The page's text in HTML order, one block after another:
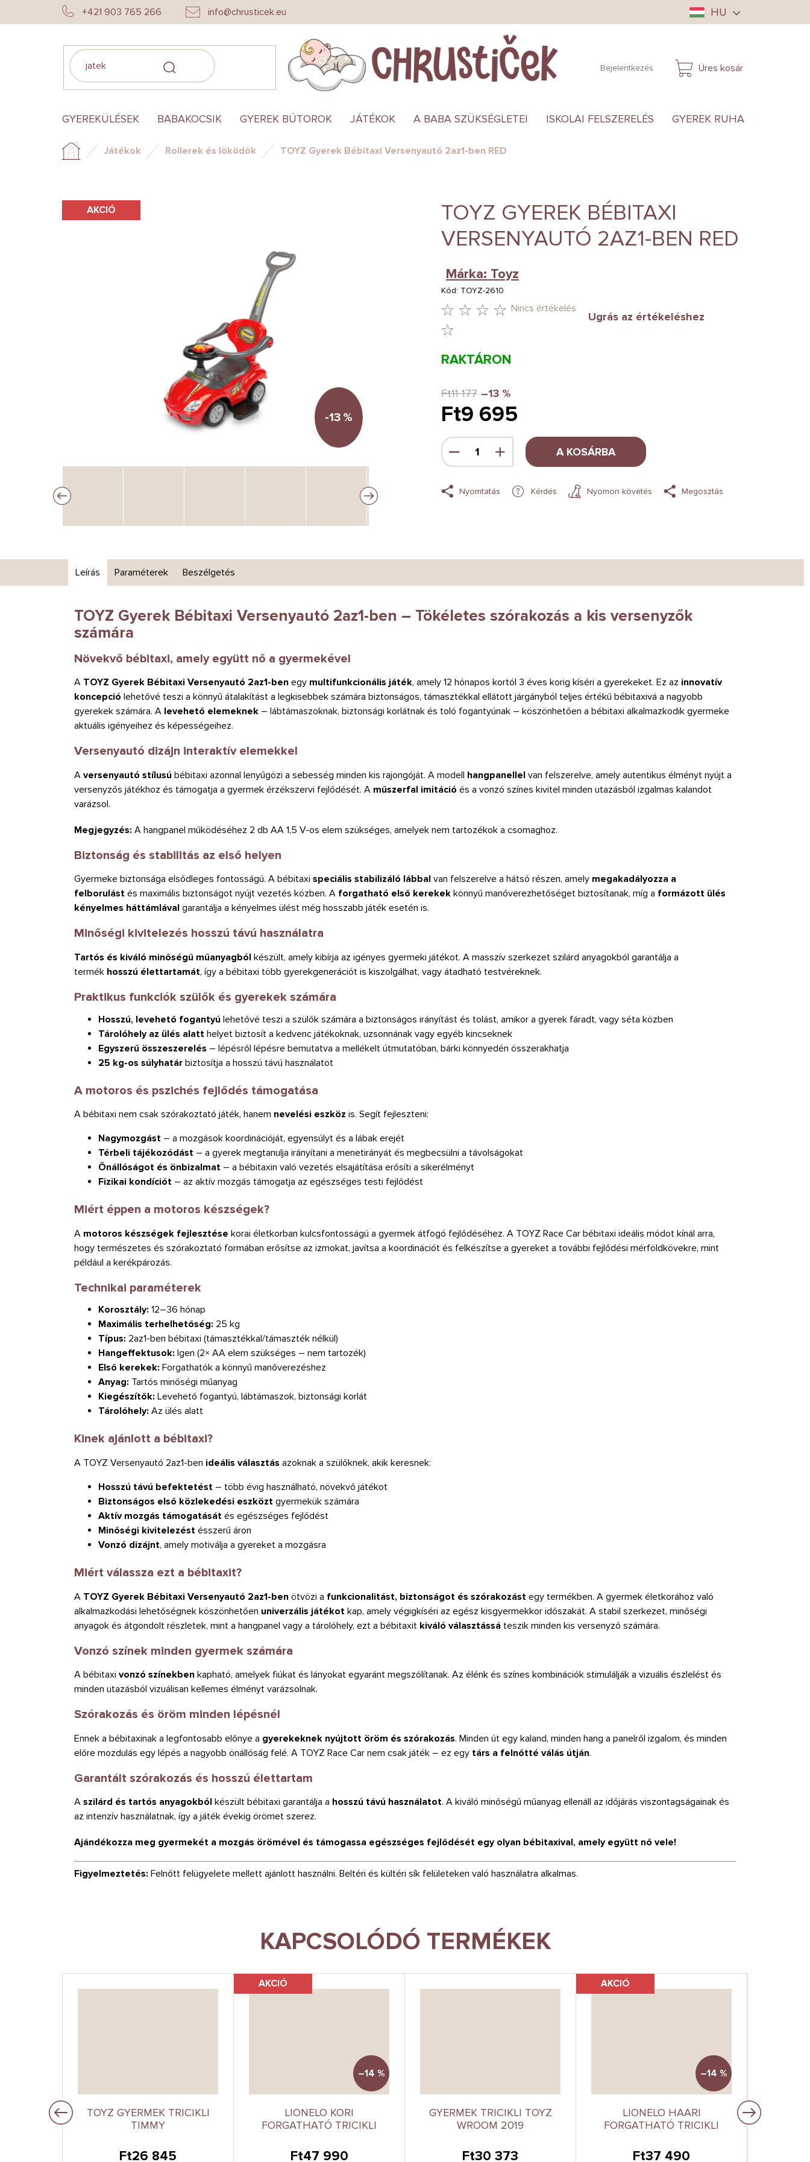
+421 903 765 266 info@chrusticek.eu HU
KERESÉS Bejelentkezés
KOSÁR
Üres kosár
GYEREKÜLÉSEK BABAKOCSIK GYEREK BÚTOROK JÁTÉKOK A BABA SZÜKSÉGLETEI ISKOLAI FELSZERELÉS GYEREK RUHA
KezdőlapJátékok Rollerek és löködők TOYZ Gyerek Bébitaxi Versenyautó 2az1-ben RED
AKCIÓ
-13 %
TOYZ GYEREK BÉBITAXI
VERSENYAUTÓ 2AZ1-BEN RED
TERMÉK
ÉRTÉKELÉSE
5-
0,0
CSILLAG.
Nincs értékelés
Ugrás az értékeléshez
Kód: TOYZ-2610
Márka: Toyz
RAKTÁRON
Ft11 177 –13 %
Ft9 695
Egységár:
A KOSÁRBA
Nyomtatás Kérdés Nyomon követés Megosztás
Leírás Paraméterek Beszélgetés
TOYZ Gyerek Bébitaxi Versenyautó 2az1-ben – Tökéletes szórakozás a kis versenyzők
számára
Növekvő bébitaxi, amely együtt nő a gyermekével
A TOYZ Gyerek Bébitaxi Versenyautó 2az1-ben egy multifunkcionális játék, amely 12 hónapos kortól 3 éves korig kíséri a gyerekeket. Ez az innovatív
koncepció lehetővé teszi a könnyű átalakítást a legkisebbek számára biztonságos, támasztékkal ellátott járgányból teljes értékű bébitaxivá a nagyobb
gyerekek számára. A levehető elemeknek – lábtámaszoknak, biztonsági korlátnak és toló fogantyúnak – köszönhetően a bébitaxi alkalmazkodik gyermeke
aktuális igényeihez és képességeihez.
Versenyautó dizájn interaktív elemekkel
A versenyautó stílusú bébitaxi azonnal lenyűgözi a sebesség minden kis rajongóját. A modell hangpanellel van felszerelve, amely autentikus élményt nyújt a
versenyzős játékhoz és támogatja a gyermek érzékszervi fejlődését. A műszerfal imitáció és a vonzó színes kivitel minden utazásból izgalmas kalandot
varázsol.
Megjegyzés: A hangpanel működéséhez 2 db AA 1,5 V-os elem szükséges, amelyek nem tartozékok a csomaghoz.
Biztonság és stabilitás az első helyen
Gyermeke biztonsága elsődleges fontosságú. A bébitaxi speciális stabilizáló lábbal van felszerelve a hátsó részen, amely megakadályozza a
felborulást és maximális biztonságot nyújt vezetés közben. A forgatható első kerekek könnyű manőverezhetőséget biztosítanak, míg a formázott ülés
kényelmes háttámlával garantálja a kényelmes ülést még hosszabb játék esetén is.
Minőségi kivitelezés hosszú távú használatra
Tartós és kiváló minőségű műanyagból készült, amely kibírja az igényes gyermeki játékot. A masszív szerkezet szilárd anyagokból garantálja a
termék hosszú élettartamát, így a bébitaxi több gyerekgenerációt is kiszolgálhat, vagy átadható testvéreknek.
Praktikus funkciók szülők és gyerekek számára
Hosszú, levehető fogantyú lehetővé teszi a szülők számára a biztonságos irányítást és tolást, amikor a gyerek fáradt, vagy séta közben
Tárolóhely az ülés alatt helyet biztosít a kedvenc játékoknak, uzsonnának vagy egyéb kincseknek
Egyszerű összeszerelés – lépésről lépésre bemutatva a mellékelt útmutatóban, bárki könnyedén összerakhatja
25 kg-os súlyhatár biztosítja a hosszú távú használatot
A motoros és pszichés fejlődés támogatása
A bébitaxi nem csak szórakoztató játék, hanem nevelési eszköz is. Segít fejleszteni:
Nagymozgást – a mozgások koordinációját, egyensúlyt és a lábak erejét
Térbeli tájékozódást – a gyerek megtanulja irányítani a menetirányát és megbecsülni a távolságokat
Önállóságot és önbizalmat – a bébitaxin való vezetés elsajátítása erősíti a sikerélményt
Fizikai kondíciót – az aktív mozgás támogatja az egészséges testi fejlődést
Miért éppen a motoros készségek?
A motoros készségek fejlesztése korai életkorban kulcsfontosságú a gyermek átfogó fejlődéséhez. A TOYZ Race Car bébitaxi ideális módot kínál arra,
hogy természetes és szórakoztató formában erősítse az izmokat, javítsa a koordinációt és felkészítse a gyereket a további fejlődési mérföldkövekre, mint
például a kerékpározás.
Technikai paraméterek
Korosztály: 12–36 hónap
Maximális terhelhetőség: 25 kg
Típus: 2az1-ben bébitaxi (támasztékkal/támaszték nélkül)
Hangeffektusok: Igen (2× AA elem szükséges – nem tartozék)
Első kerekek: Forgathatók a könnyű manőverezéshez
Anyag: Tartós minőségi műanyag
Kiegészítők: Levehető fogantyú, lábtámaszok, biztonsági korlát
Tárolóhely: Az ülés alatt
Kinek ajánlott a bébitaxi?
A TOYZ Versenyautó 2az1-ben ideális választás azoknak a szülőknek, akik keresnek:
Hosszú távú befektetést – több évig használható, növekvő játékot
Biztonságos első közlekedési eszközt gyermekük számára
Aktív mozgás támogatását és egészséges fejlődést
Minőségi kivitelezést ésszerű áron
Vonzó dizájnt, amely motiválja a gyereket a mozgásra
Miért válassza ezt a bébitaxit?
A TOYZ Gyerek Bébitaxi Versenyautó 2az1-ben ötvözi a funkcionalitást, biztonságot és szórakozást egy termékben. A gyermek életkorához való
alkalmazkodási lehetőségnek köszönhetően univerzális játékot kap, amely végigkíséri az egész kisgyermekkor időszakát. A stabil szerkezet, minőségi
anyagok és átgondolt részletek, mint a hangpanel vagy a tárolóhely, ezt a bébitaxit kiváló választássá teszik minden kis versenyző számára.
Vonzó színek minden gyermek számára
A bébitaxi vonzó színekben kapható, amelyek fiúkat és lányokat egyaránt megszólítanak. Az élénk és színes kombinációk stimulálják a vizuális észlelést és
minden utazásból vizuálisan kellemes élményt varázsolnak.
Szórakozás és öröm minden lépésnél
Ennek a bébitaxinak a legfontosabb előnye a gyerekeknek nyújtott öröm és szórakozás. Minden út egy kaland, minden hang a panelről izgalom, és minden
előre mozdulás egy lépés a nagyobb önállóság felé. A TOYZ Race Car nem csak játék – ez egy társ a felnőtté válás útján.
Garantált szórakozás és hosszú élettartam
A szilárd és tartós anyagokból készült bébitaxi garantálja a hosszú távú használatot. A kiváló minőségű műanyag ellenáll az időjárás viszontagságainak és
az intenzív használatnak, így a játék évekig örömet szerez.
Ajándékozza meg gyermekét a mozgás örömével és támogassa egészséges fejlődését egy olyan bébitaxival, amely együtt nő vele!
Figyelmeztetés: Felnőtt felügyelete mellett ajánlott használni. Beltéri és kültéri sík felületeken való használatra alkalmas.
KAPCSOLÓDÓ TERMÉKEK
TOYZ GYERMEK TRICIKLI
TIMMY
Ft26 845
AKCIÓ
–14 %
LIONELO KORI
FORGATHATÓ TRICIKLI
Ft47 990
GYERMEK TRICIKLI TOYZ
WROOM 2019
Ft30 373
AKCIÓ
–14 %
LIONELO HAARI
FORGATHATÓ TRICIKLI
Ft37 490